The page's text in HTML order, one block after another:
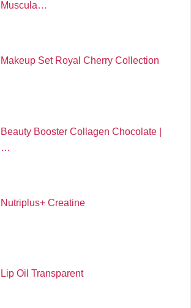
Muscula…
Makeup Set Royal Cherry Collection
Beauty Booster Collagen Chocolate |
…
Nutriplus+ Creatine
Lip Oil Transparent